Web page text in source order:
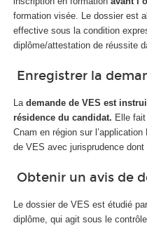
formation visée. Le dossier est
effective sous la condition
diplôme/attestation de réussite
Enregistrer la
La demande de VES est
résidence du candidat. Elle
Cnam en région sur
de VES avec jurisprudence
Obtenir un avis de
Le dossier de VES est étudié
diplôme, qui agit sous le